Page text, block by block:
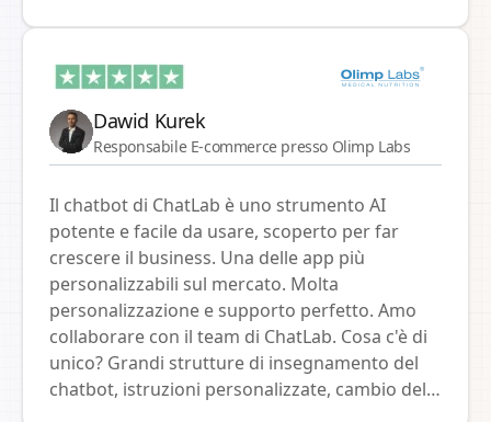
persona come i principianti comprendano
concetti come 'contratti futures' e 'trading con
margine' molto più rapidamente con la guida
di ChatLab. Ciò che distingue ChatLab è la sua
capacità unica di adattarsi a varie richieste
degli utenti con notevole precisione.
Dawid Kurek
Responsabile E-commerce presso Olimp Labs
Il chatbot di ChatLab è uno strumento AI
potente e facile da usare, scoperto per far
crescere il business. Una delle app più
personalizzabili sul mercato. Molta
personalizzazione e supporto perfetto. Amo
collaborare con il team di ChatLab. Cosa c'è di
unico? Grandi strutture di insegnamento del
chatbot, istruzioni personalizzate, cambio del